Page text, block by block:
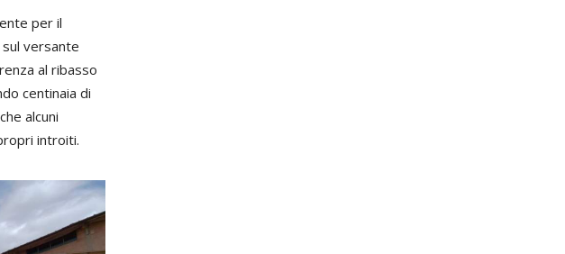
per il
versante
al ribasso
centinaia di
alcuni
introiti.